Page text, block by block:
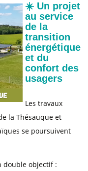
☀️ Un projet
au service
de la
transition
énergétique
et du
confort des
usagers
Les travaux
la Thésauque et
se poursuivent
double objectif :